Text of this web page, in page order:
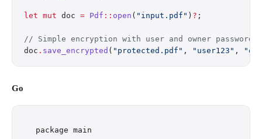
let mut doc = Pdf :: open ( "input.pdf" ) ? ;
// Simple encryption with user and owner passwords
doc . save_encrypted ( "protected.pdf" , "user123" ,
Go
package main